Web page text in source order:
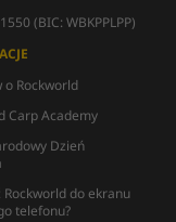
(BIC: WBKPPLPP)
o Rockworld
Carp Academy
Dzień
Rockworld do ekranu
telefonu?